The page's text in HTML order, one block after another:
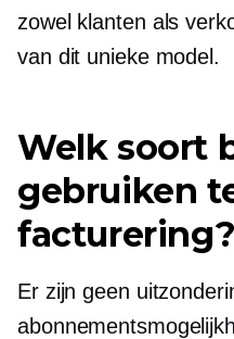
zowel klanten als
van dit unieke model.
Welk soort
gebruiken
facturering?
Er zijn geen